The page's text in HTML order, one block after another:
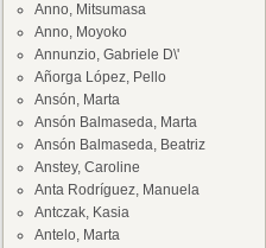
Anno, Mitsumasa
Anno, Moyoko
Annunzio, Gabriele D\'
Añorga López, Pello
Ansón, Marta
Ansón Balmaseda, Marta
Ansón Balmaseda, Beatriz
Anstey, Caroline
Anta Rodríguez, Manuela
Antczak, Kasia
Antelo, Marta